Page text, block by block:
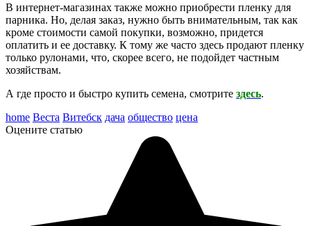
В интернет-магазинах также можно приобрести пленку для
парника. Но, делая заказ, нужно быть внимательным, так как
кроме стоимости самой покупки, возможно, придется
оплатить и ее доставку. К тому же часто здесь продают пленку
только рулонами, что, скорее всего, не подойдет частным
хозяйствам.
А где просто и быстро купить семена, смотрите здесь.
home Веста Витебск дача общество цена
Оцените статью